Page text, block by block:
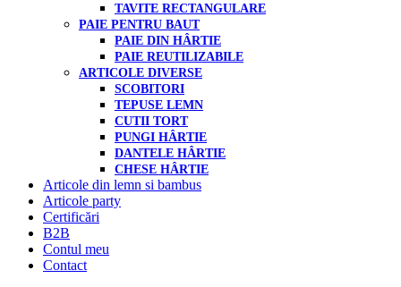
TAVITE RECTANGULARE
PAIE PENTRU BAUT
PAIE DIN HÂRTIE
PAIE REUTILIZABILE
ARTICOLE DIVERSE
SCOBITORI
TEPUSE LEMN
CUTII TORT
PUNGI HÂRTIE
DANTELE HÂRTIE
CHESE HÂRTIE
Articole din lemn si bambus
Articole party
Certificări
B2B
Contul meu
Contact